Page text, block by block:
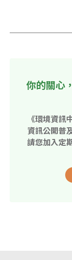
你的關心
《環境資訊
資訊公開普
請您加入定